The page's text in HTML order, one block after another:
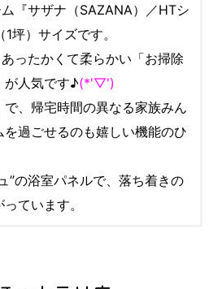
『サザナ（SAZANA）／HTシ
坪）サイズです。
ったかくて柔らかい「お掃除
が人気です♪(*'▽')
、帰宅時間の異なる家族みん
過ごせるのも嬉しい機能のひ
”の浴室パネルで、落ち着きの
ています。